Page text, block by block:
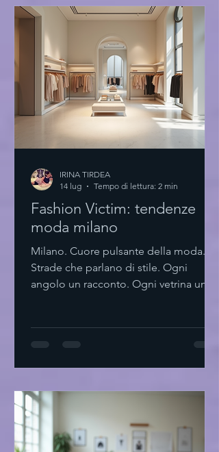
Il design italiano contemporaneo qui
si fa sentire. Non urla. Sussurra. Linee
pulite. Materiali naturali. Funzionalità
senza fronzoli. Un equilibrio tra
passato e futu
Fashion Victim: tendenze
moda milano
Milano. Cuore pulsante della moda.
Strade che parlano di stile. Ogni
angolo un racconto. Ogni vetrina un
innovazione Minimalismo. Linee pulite.
La città si muove tra tradizione e
futuro. Materiali sostenibili. Tagli
geometrici. Accessori che parlano da
soli. Milano insegna a scegl
IRINA TIRDEA
14 lug
Tempo di lettura: 2 min